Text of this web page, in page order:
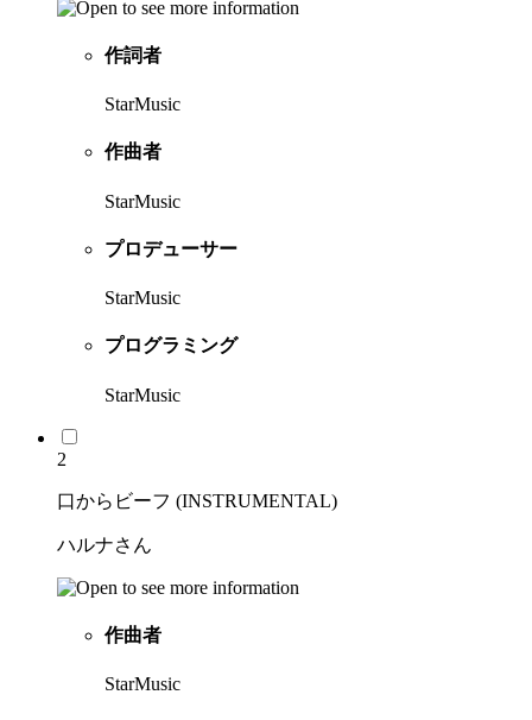
作詞者
StarMusic
作曲者
StarMusic
プロデューサー
StarMusic
プログラミング
StarMusic
2
口からビーフ (INSTRUMENTAL)
ハルナさん
作曲者
StarMusic